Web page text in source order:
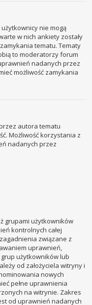
nie mogą
w nich ankiety zostały
tematu. Tematy
to moderatorzy forum
nadanych przez
możliwość zamykania
autora tematu
Możliwość korzystania z
nadanych przez
grupami użytkowników
kontrolnych całej
związane z
uprawnień,
użytkowników lub
od założyciela witryny i
nowych
pełne uprawnienia
na witrynie. Zakres
od uprawnień nadanych